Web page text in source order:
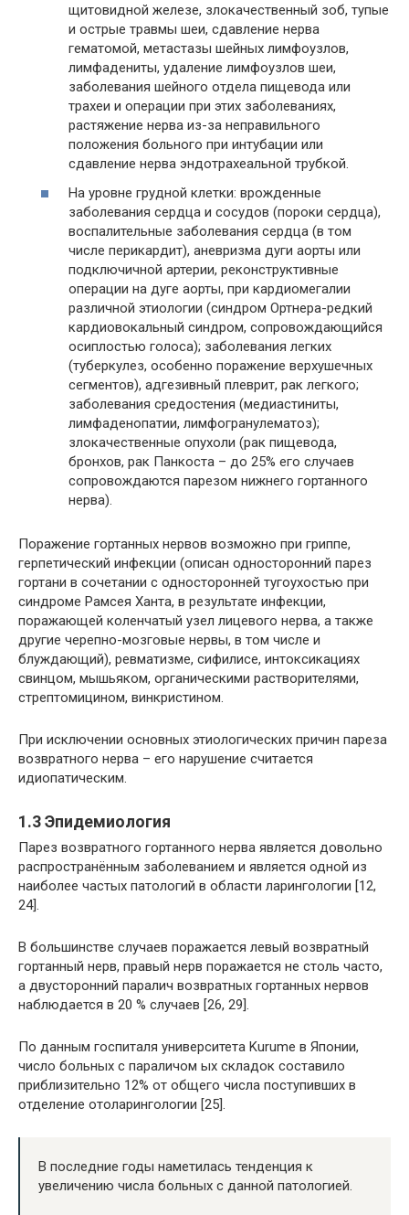
щитовидной железе, злокачественный зоб, тупые
и острые травмы шеи, сдавление нерва
гематомой, метастазы шейных лимфоузлов,
лимфадениты, удаление лимфоузлов шеи,
заболевания шейного отдела пищевода или
трахеи и операции при этих заболеваниях,
растяжение нерва из-за неправильного
положения больного при интубации или
сдавление нерва эндотрахеальной трубкой.
На уровне грудной клетки: врожденные
заболевания сердца и сосудов (пороки сердца),
воспалительные заболевания сердца (в том
числе перикардит), аневризма дуги аорты или
подключичной артерии, реконструктивные
операции на дуге аорты, при кардиомегалии
различной этиологии (синдром Ортнера-редкий
кардиовокальный синдром, сопровождающийся
осиплостью голоса); заболевания легких
(туберкулез, особенно поражение верхушечных
сегментов), адгезивный плеврит, рак легкого;
заболевания средостения (медиастиниты,
лимфаденопатии, лимфогранулематоз);
злокачественные опухоли (рак пищевода,
бронхов, рак Панкоста – до 25% его случаев
сопровождаются парезом нижнего гортанного
нерва).
Поражение гортанных нервов возможно при гриппе,
герпетический инфекции (описан односторонний парез
гортани в сочетании с односторонней тугоухостью при
синдроме Рамсея Ханта, в результате инфекции,
поражающей коленчатый узел лицевого нерва, а также
другие черепно-мозговые нервы, в том числе и
блуждающий), ревматизме, сифилисе, интоксикациях
свинцом, мышьяком, органическими растворителями,
стрептомицином, винкристином.
При исключении основных этиологических причин пареза
возвратного нерва – его нарушение считается
идиопатическим.
1.3 Эпидемиология
Парез возвратного гортанного нерва является довольно
распространённым заболеванием и является одной из
наиболее частых патологий в области ларингологии [12,
24].
В большинстве случаев поражается левый возвратный
гортанный нерв, правый нерв поражается не столь часто,
а двусторонний паралич возвратных гортанных нервов
наблюдается в 20 % случаев [26, 29].
По данным госпиталя университета Kurume в Японии,
число больных с параличом ых складок составило
приблизительно 12% от общего числа поступивших в
отделение отоларингологии [25].
В последние годы наметилась тенденция к
увеличению числа больных с данной патологией.